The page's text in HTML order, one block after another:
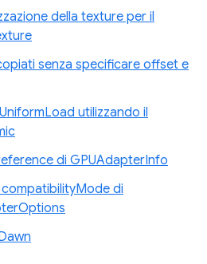
della texture per il
senza specificare offset e
utilizzando il
di GPUAdapterInfo
di